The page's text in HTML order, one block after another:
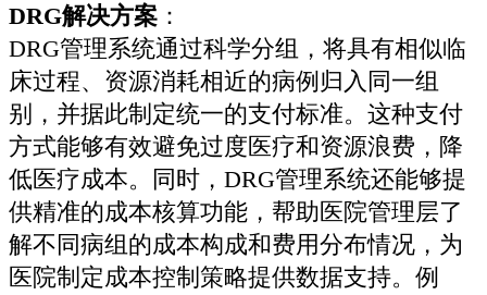
DRG解决方案 ：
DRG管理系统通过科学分组，将具有相似临
床过程、资源消耗相近的病例归入同一组
别，并据此制定统一的支付标准。这种支付
方式能够有效避免过度医疗和资源浪费，降
低医疗成本。同时，DRG管理系统还能够提
供精准的成本核算功能，帮助医院管理层了
解不同病组的成本构成和费用分布情况，为
医院制定成本控制策略提供数据支持。例